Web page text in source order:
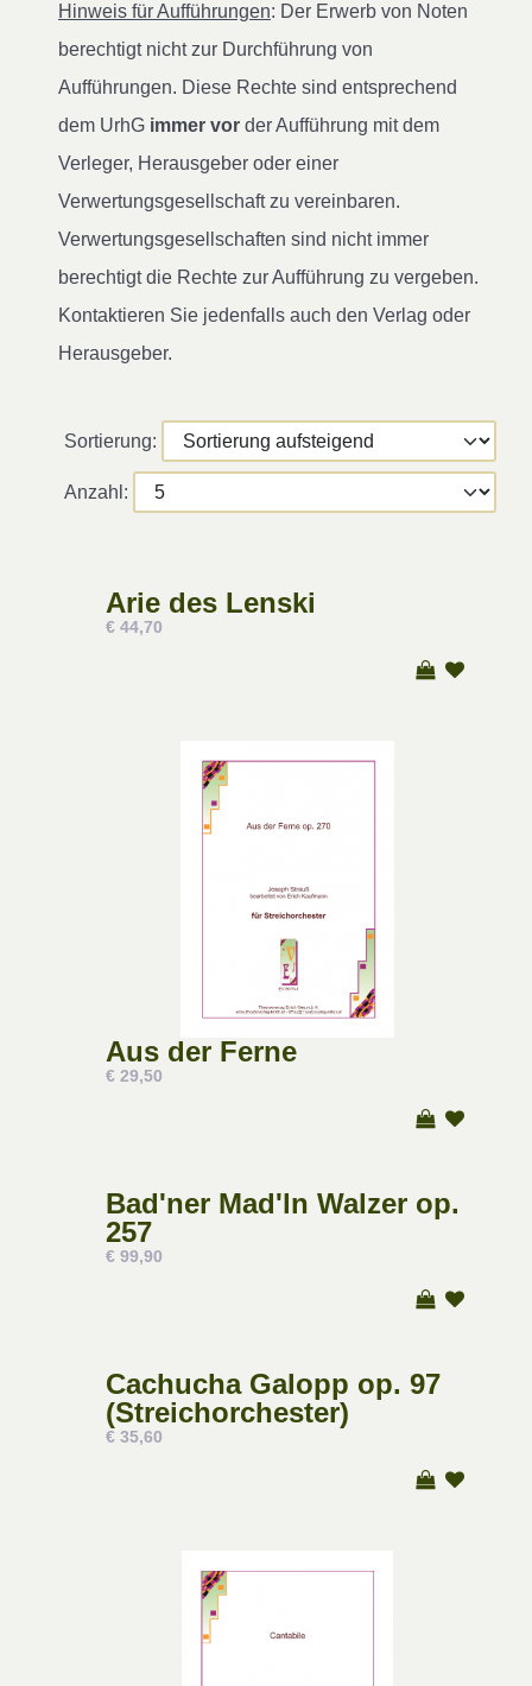
Hinweis für Aufführungen: Der Erwerb von Noten
berechtigt nicht zur Durchführung von
Aufführungen. Diese Rechte sind entsprechend
dem UrhG immer vor der Aufführung mit dem
Verleger, Herausgeber oder einer
Verwertungsgesellschaft zu vereinbaren.
Verwertungsgesellschaften sind nicht immer
berechtigt die Rechte zur Aufführung zu vergeben.
Kontaktieren Sie jedenfalls auch den Verlag oder
Herausgeber.
Sortierung:
Anzahl:
Arie des Lenski
€ 44,70
Aus der Ferne
€ 29,50
Bad'ner Mad'ln Walzer op.
257
€ 99,90
Cachucha Galopp op. 97
(Streichorchester)
€ 35,60